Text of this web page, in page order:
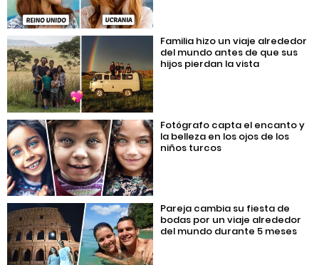
Familia hizo un viaje alrededor
del mundo antes de que sus
hijos pierdan la vista
Fotógrafo capta el encanto y
la belleza en los ojos de los
niños turcos
Pareja cambia su fiesta de
bodas por un viaje alrededor
del mundo durante 5 meses